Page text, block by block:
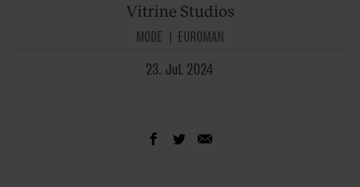
Vitrine Studios
MODE
EUROMAN
23. Jul. 2024